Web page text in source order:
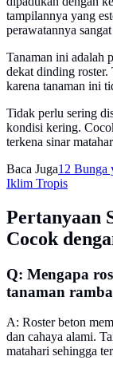
tampilannya yang
perawatannya
Tanaman ini adalah
dekat dinding
karena tanaman ini
Tidak perlu sering
kondisi kering.
terkena sinar
Baca Juga12 Bunga
Iklim Tropis
Pertanyaan
Cocok
Q: Mengapa
tanaman
A: Roster beton
dan cahaya alami.
matahari sehingga